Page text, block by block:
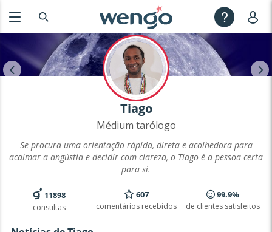
Tiago
Médium tarólogo
Se procura uma orientação rápida, direta e acolhedora para
acalmar a angústia e decidir com clareza, o Tiago é a pessoa certa
para si.
11898
consultas
607
comentários recebidos
99.9%
de clientes satisfeitos